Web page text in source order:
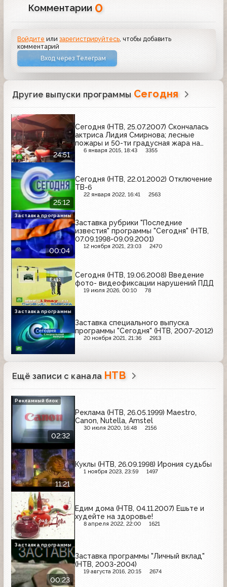
Комментарии 0
Войдите илизарегистрируйтесь , чтобы добавить
комментарий
Вход через Телеграм
Другие выпуски программы Сегодня
24:51
Сегодня (НТВ, 25.07.2007) Скончалась
актриса Лидия Смирнова; лесные
пожары и 50-ти градусная жара на
Средиземном море
6 января 2015, 18:43 3355
25:12
Сегодня (НТВ, 22.01.2002) Отключение
ТВ-6
22 января 2022, 16:41 2563
00:04
Заставка рубрики "Последние
известия" программы "Сегодня" (НТВ,
07.09.1998-09.09.2001)
12 ноября 2021, 23:03 2470
Заставка программы
Сегодня (НТВ, 19.06.2008) Введение
фото- видеофиксации нарушений ПДД
19 июля 2026, 00:10 78
Заставка специального выпуска
программы "Сегодня" (НТВ, 2007-2012)
20 ноября 2021, 21:36 2913
Заставка программы
Ещё записи с канала НТВ
02:32
Реклама (НТВ, 26.05.1999) Maestro,
Canon, Nutella, Amstel
30 июля 2020, 16:48 2156
Рекламный блок
11:21
Куклы (НТВ, 26.09.1998) Ирония судьбы
1 ноября 2023, 23:59 1497
Едим дома (НТВ, 04.11.2007) Ешьте и
худейте на здоровье!
8 апреля 2022, 22:00 1621
00:23
Заставка программы "Личный вклад"
(НТВ, 2003-2004)
19 августа 2016, 20:15 2674
Заставка программы